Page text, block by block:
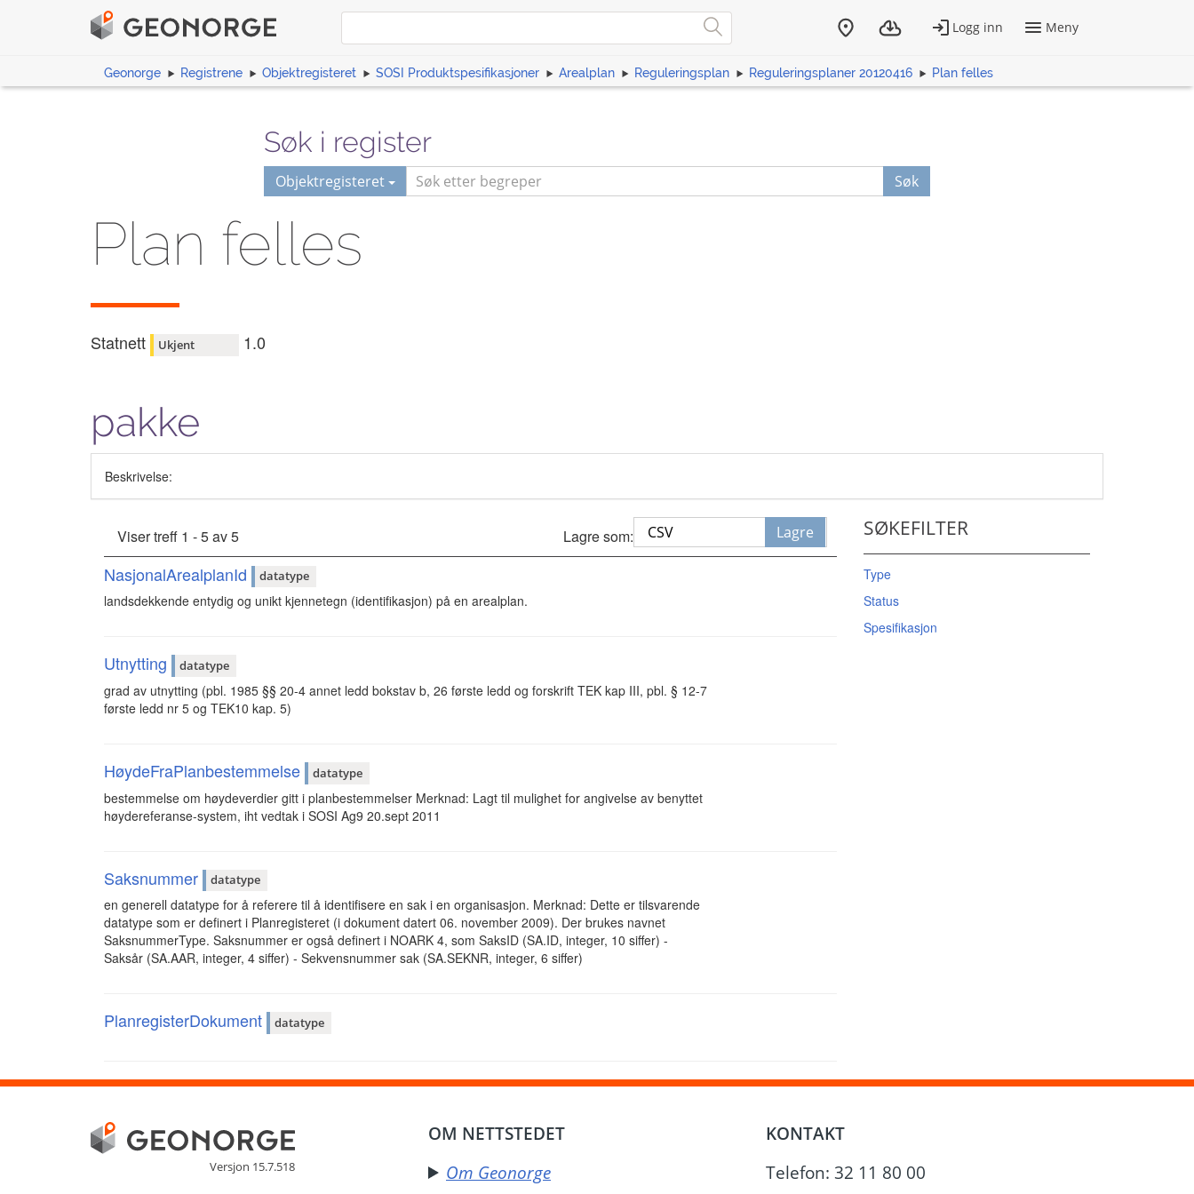
Geonorge Registrene Objektregisteret SOSI Produktspesifikasjoner Arealplan Reguleringsplan Reguleringsplaner 20120416 Plan felles
Søk i register
Objektregisteret Søk
Plan felles
Statnett Ukjent 1.0
pakke
Beskrivelse:
Viser treff 1 - 5 av 5 Lagre som: Lagre
NasjonalArealplanId datatype
landsdekkende entydig og unikt kjennetegn (identifikasjon) på en arealplan.
Utnytting datatype
grad av utnytting (pbl. 1985 §§ 20-4 annet ledd bokstav b, 26 første ledd og forskrift TEK kap III, pbl. § 12-7
første ledd nr 5 og TEK10 kap. 5)
HøydeFraPlanbestemmelse datatype
bestemmelse om høydeverdier gitt i planbestemmelser Merknad: Lagt til mulighet for angivelse av benyttet
høydereferanse-system, iht vedtak i SOSI Ag9 20.sept 2011
Saksnummer datatype
en generell datatype for å referere til å identifisere en sak i en organisasjon. Merknad: Dette er tilsvarende
datatype som er definert i Planregisteret (i dokument datert 06. november 2009). Der brukes navnet
SaksnummerType. Saksnummer er også definert i NOARK 4, som SaksID (SA.ID, integer, 10 siffer) -
Saksår (SA.AAR, integer, 4 siffer) - Sekvensnummer sak (SA.SEKNR, integer, 6 siffer)
PlanregisterDokument datatype
SØKEFILTER
Type
Status
Spesifikasjon